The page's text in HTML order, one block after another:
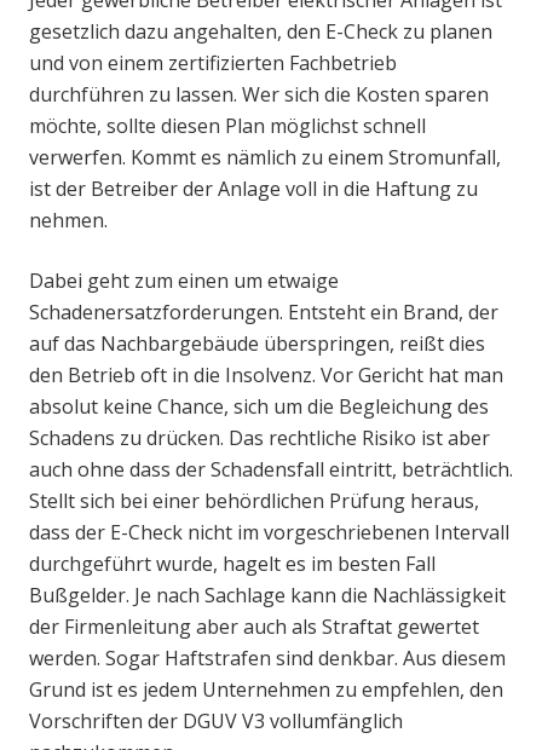
gesetzlich dazu angehalten, den E-Check zu planen
und von einem zertifizierten Fachbetrieb
durchführen zu lassen. Wer sich die Kosten sparen
möchte, sollte diesen Plan möglichst schnell
verwerfen. Kommt es nämlich zu einem Stromunfall,
ist der Betreiber der Anlage voll in die Haftung zu
nehmen.
Dabei geht zum einen um etwaige
Schadenersatzforderungen. Entsteht ein Brand, der
auf das Nachbargebäude überspringen, reißt dies
den Betrieb oft in die Insolvenz. Vor Gericht hat man
absolut keine Chance, sich um die Begleichung des
Schadens zu drücken. Das rechtliche Risiko ist aber
auch ohne dass der Schadensfall eintritt, beträchtlich.
Stellt sich bei einer behördlichen Prüfung heraus,
dass der E-Check nicht im vorgeschriebenen Intervall
durchgeführt wurde, hagelt es im besten Fall
Bußgelder. Je nach Sachlage kann die Nachlässigkeit
der Firmenleitung aber auch als Straftat gewertet
werden. Sogar Haftstrafen sind denkbar. Aus diesem
Grund ist es jedem Unternehmen zu empfehlen, den
Vorschriften der DGUV V3 vollumfänglich